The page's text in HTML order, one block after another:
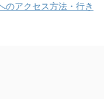
のアクセス方法・行き